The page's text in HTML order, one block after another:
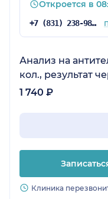
Откроется в
+7 (831) 238-98-86
Анализ на
кол., результат
1 740 ₽
Клиника